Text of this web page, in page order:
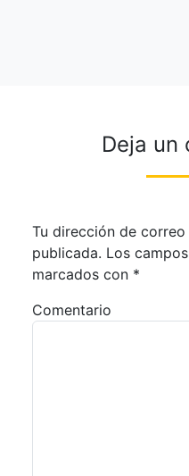
Deja un
Tu dirección de
publicada. Los
marcados con *
Comentario